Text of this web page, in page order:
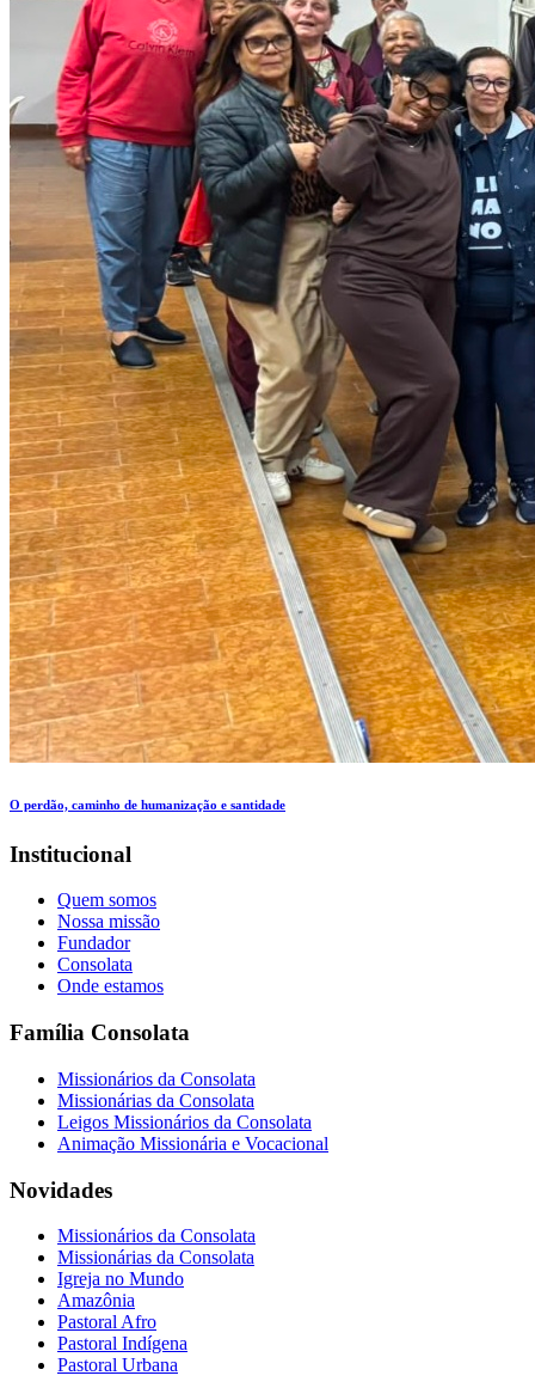
O perdão, caminho de humanização e santidade
Institucional
Quem somos
Nossa missão
Fundador
Consolata
Onde estamos
Família Consolata
Missionários da Consolata
Missionárias da Consolata
Leigos Missionários da Consolata
Animação Missionária e Vocacional
Novidades
Missionários da Consolata
Missionárias da Consolata
Igreja no Mundo
Amazônia
Pastoral Afro
Pastoral Indígena
Pastoral Urbana